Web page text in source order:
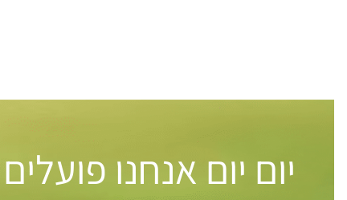
יום יום אנחנו